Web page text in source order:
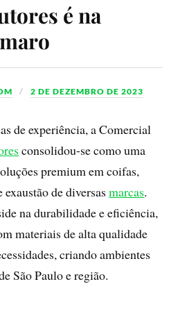
é na
2 DE DEZEMBRO DE 2023
de experiência, a Comercial
consolidou-se como uma
premium em coifas,
exaustão de diversasmarcas.
na durabilidade e eficiência,
materiais de alta qualidade
criando ambientes
São Paulo e região.